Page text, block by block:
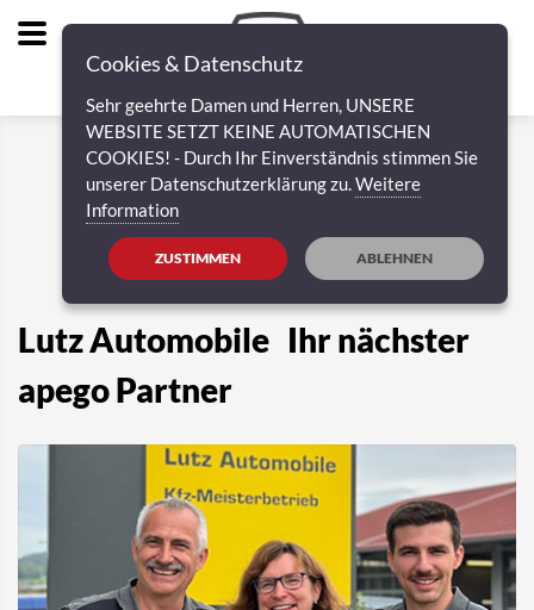
Lutz Automobile Ihr nächster
apego Partner
Cookies & Datenschutz
Sehr geehrte Damen und Herren, UNSERE
WEBSITE SETZT KEINE AUTOMATISCHEN
COOKIES! - Durch Ihr Einverständnis stimmen Sie
unserer Datenschutzerklärung zu.Weitere
Information
ZUSTIMMEN ABLEHNEN